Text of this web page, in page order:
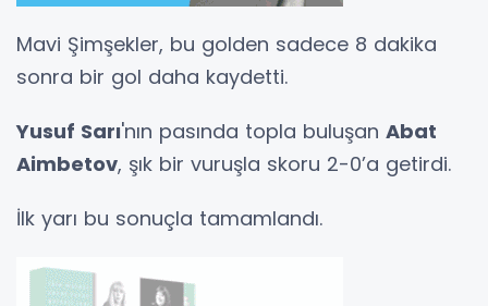
Mavi Şimşekler, bu golden sadece 8 dakika
sonra bir gol daha kaydetti.
Yusuf Sarı'nın pasında topla buluşan Abat
Aimbetov, şık bir vuruşla skoru 2-0’a getirdi.
İlk yarı bu sonuçla tamamlandı.